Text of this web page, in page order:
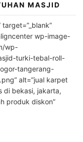
MASJID
wp-image-
wp-
turki-tebal-roll-
tangerang-
alt=”jual karpet
di bekasi, jakarta,
produk diskon”